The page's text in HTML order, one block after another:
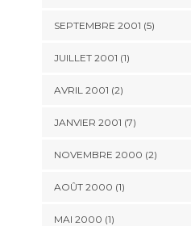
SEPTEMBRE 2001 (5)
JUILLET 2001 (1)
AVRIL 2001 (2)
JANVIER 2001 (7)
NOVEMBRE 2000 (2)
AOÛT 2000 (1)
MAI 2000 (1)